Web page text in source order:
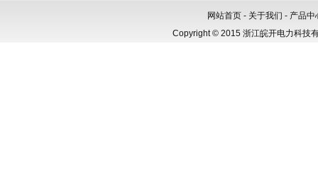
网站首页 - 关于我们 - 产品中
Copyright © 2015 浙江皖开电力科技